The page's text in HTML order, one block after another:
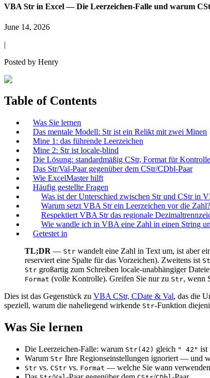
VBA Str in Excel — Die Leerzeichen-Falle und warum
June 14, 2026
|
Posted by Henry
Table of Contents
Was Sie lernen
Das mentale Modell: Str ist ein Relikt mit zwei Minen
Mine 1: das führende Leerzeichen
Mine 2: Str ist locale-blind
Die Lösung: standardmäßig CStr, Format für Kontrolle
Das Str/Val-Paar gegenüber dem CStr/CDbl-Paar
Wie ExcelMaster hilft
Häufig gestellte Fragen
Was ist der Unterschied zwischen Str und CStr in
Warum setzt VBA Str ein Leerzeichen vor die Zahl?
Respektiert VBA Str das regionale
Wie wandle ich in VBA eine Zahl in einen String
Getestet in
TL;DR — Str wandelt eine Zahl in Text um, ist aber
reserviert eine Spalte für das Vorzeichen). Zweitens ist
Str großartig zum Schreiben locale-unabhängiger
Format (volle Kontrolle). Greifen Sie nur zu Str, wenn
Dies ist das Gegenstück zu VBA CStr, CDate & Val, das die
speziell, warum die naheliegend wirkende Str-Funktion
Was Sie lernen
Die Leerzeichen-Falle: warum Str(42) gleich " 42" ist
Warum Str Ihre Regionseinstellungen ignoriert — und
Str vs. CStr vs. Format — welche Sie wann